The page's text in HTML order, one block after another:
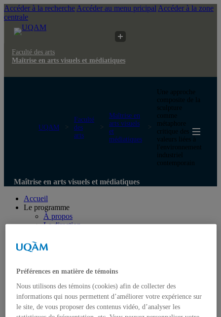
Accéder à la recherche Accéder au menu pricipal Accéder à la zone
centrale
Faculté des arts
Maîtrise en arts visuels et médiatiques
UQAM
Faculté
des
arts
Maîtrise en
arts visuels
et
médiatiques
Une approche
composite de la
sculpture
comme
métaphore
critique des
valeurs liées à
l'environnement
industriel
contemporain
Maîtrise en arts visuels et médiatiques
Accueil
Le programme
À propos
La direction
Profils
Profil Création
Recherche création
Groupes de recherche
Ateliers ouverts
Ateliers/Laboratoires
Espaces étudiants
Préférences en matière de témoins
Nous utilisons des témoins (cookies) afin de collecter des
informations qui nous permettent d’améliorer votre expérience sur
le site, de vous proposer des contenus vidéo, d’analyser les